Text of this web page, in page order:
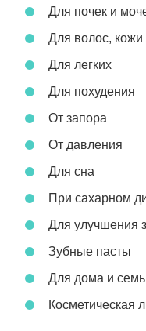
Для почек и
Для волос, кожи
Для легких
Для похудения
От запора
От давления
Для сна
При сахарном
Для улучшения
Зубные пасты
Для дома и
Косметическая